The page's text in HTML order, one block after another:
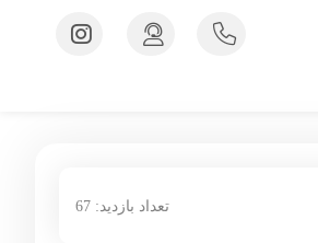
تعداد بازدید: 67